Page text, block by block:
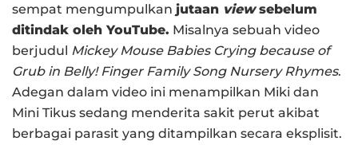
sempat mengumpulkan jutaan viewsebelum
ditindak oleh YouTube. Misalnya sebuah video
berjudul Mickey Mouse Babies Crying because of
Grub in Belly! Finger Family Song Nursery Rhymes.
Adegan dalam video ini menampilkan Miki dan
Mini Tikus sedang menderita sakit perut akibat
berbagai parasit yang ditampilkan secara eksplisit.